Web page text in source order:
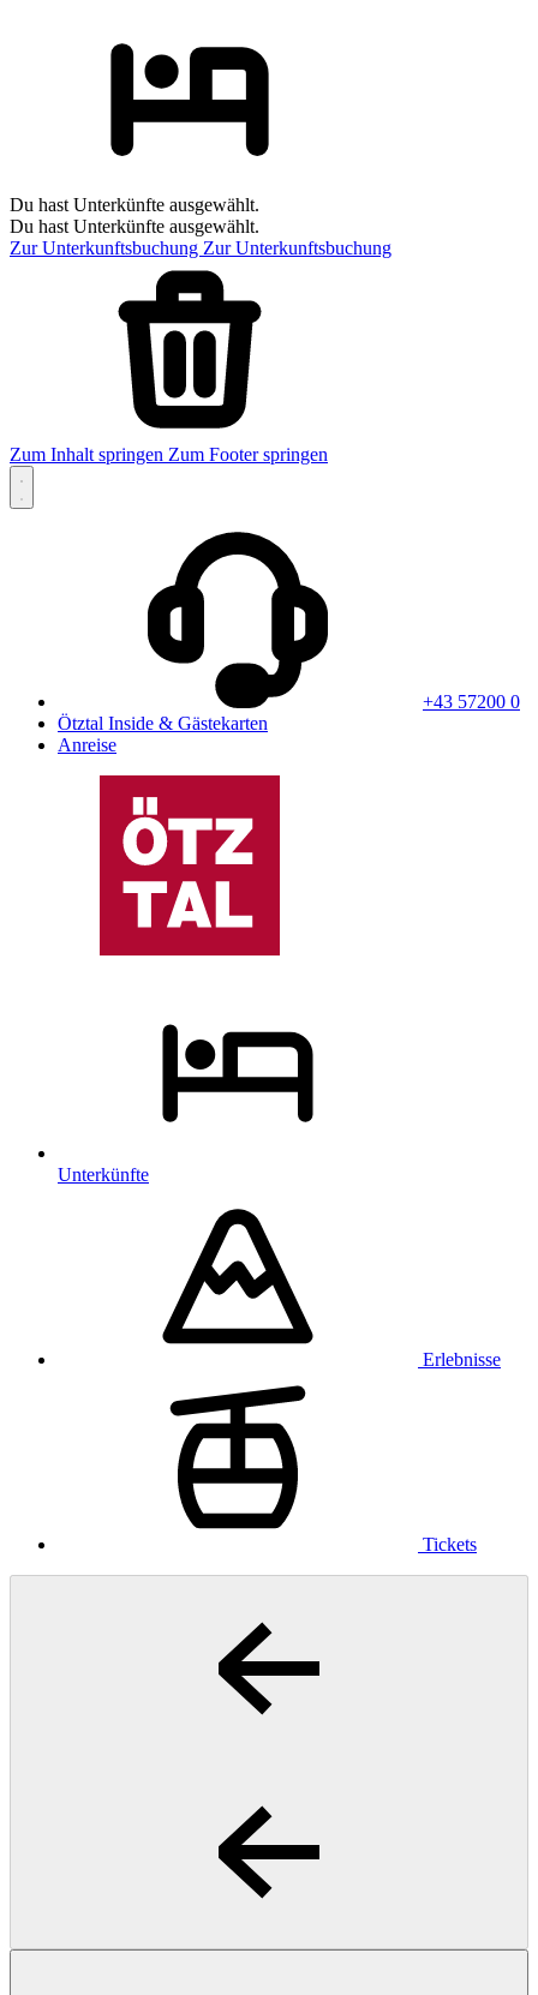
Du hast Unterkünfte ausgewählt.
Du hast Unterkünfte ausgewählt.
Zur Unterkunftsbuchung Zur Unterkunftsbuchung
Zum Inhalt springen Zum Footer springen
+43 57200 0
Ötztal Inside & Gästekarten
Anreise
Unterkünfte
Erlebnisse
Tickets